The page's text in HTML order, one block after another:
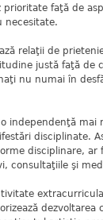
faţă de
necesitate.
de prietenie
justă faţă de
nu numai în
mai
disciplinate.
disciplinare,
consultaţiile şi